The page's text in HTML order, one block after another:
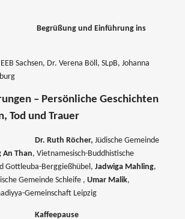
Begrüßung und Einführung ins
Sachsen, Dr. Verena Böll, SLpB, Johanna
– Persönliche Geschichten
Tod und Trauer
Dr. Ruth Röcher, Jüdische Gemeinde
An Than, Vietnamesisch-Buddhistische
Gottleuba-Berggießhübel, Jadwiga Mahling,
Gemeinde Schleife , Umar Malik,
Gemeinschaft Leipzig
Kaffeepause